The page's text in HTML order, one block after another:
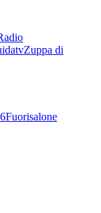
Zuppa di
Fuorisalone